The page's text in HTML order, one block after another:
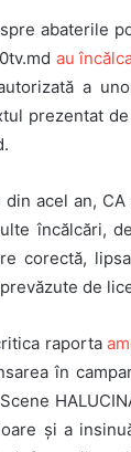
abaterile
au
a
prezentat
acel an,
încălcări,
corectă,
de
raporta
în
și a